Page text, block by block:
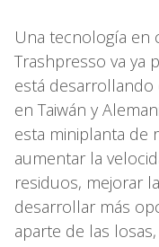
Una tecnología en
Trashpresso va ya
está
en Taiwán y
esta miniplanta de
aumentar la
residuos, mejorar
desarrollar más
aparte de las